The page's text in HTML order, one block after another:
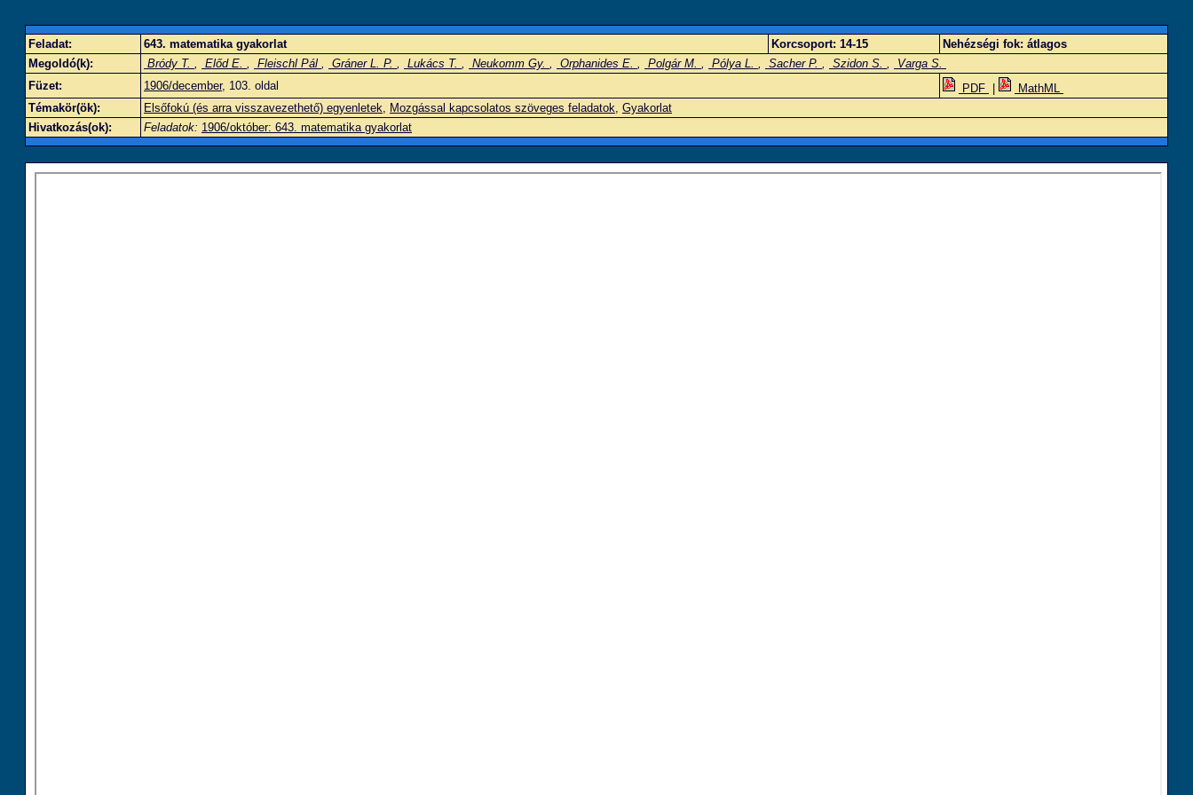
Feladat: 643. matematika gyakorlat Korcsoport: 14-15 Nehézségi fok: átlagos
Megoldó(k):
Bródy T. , Előd E. , Fleischl Pál , Gráner L. P. , Lukács T. , Neukomm Gy. , Orphanides E. , Polgár M. , Pólya L. , Sacher P. , Szidon S. ,
Varga S.
Füzet:
1906/december, 103. oldal PDF
MathML
Témakör(ök):
Elsőfokú (és arra visszavezethető) egyenletek, Mozgással kapcsolatos szöveges feladatok, Gyakorlat
Hivatkozás(ok):
Feladatok: 1906/október: 643. matematika gyakorlat